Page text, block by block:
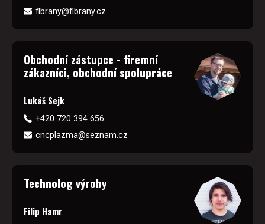
flbrany@flbrany.cz
Obchodní zástupce - firemní
zákazníci, obchodní spolupráce
Lukáš Sejk
+420 720 394 656
cncplazma@seznam.cz
Technolog výroby
Filip Hamr